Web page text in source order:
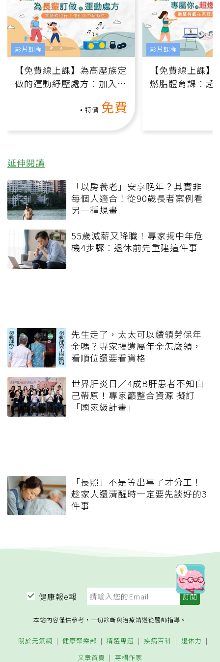
【免費線上課】為高壓族定
做的運動紓壓處方：加入行
特價 免費
影片課程
【免費線上課
燃脂體育課：超
影片課程
延伸閱讀
「以房養老」安享晚年？其實非
每個人適合！從90歲長者案例看
另一種規畫
55歲減薪又降職！專家揭中年危
機4步驟：退休前先重建這件事
先生走了，太太可以續領勞保年
金嗎？專家揭遺屬年金怎麼領，
看順位還要看資格
世界肝炎日／4成B肝患者不知自
己帶原！專家籲整合資源 擬訂
「國家級計畫」
「長照」不是等出事了才分工！
趁家人還清醒時一定要先談好的3
件事
健康報e報
本站內容僅供參考，一切診斷與治療請遵從醫師指導。
關於元氣網 健康聚樂部 精選專題 疾病百科
退休力
文章首頁
專欄作家